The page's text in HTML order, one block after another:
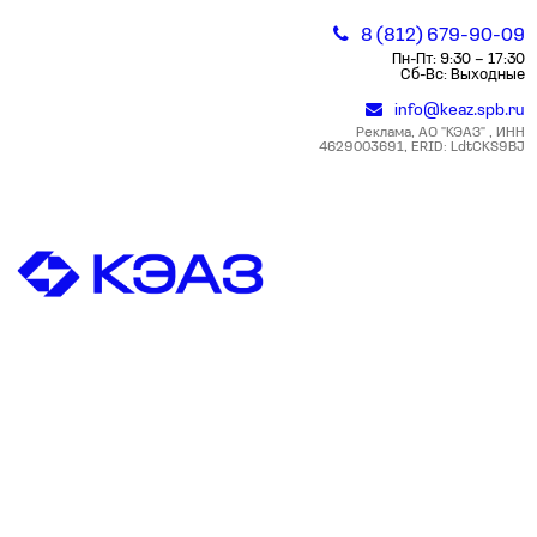
8 (812) 679-90-09
Пн-Пт: 9:30 – 17:30
Сб-Вс: Выходные
info@keaz.spb.ru
Реклама, АО "КЭАЗ" , ИНН
4629003691, ERID: LdtCKS9BJ